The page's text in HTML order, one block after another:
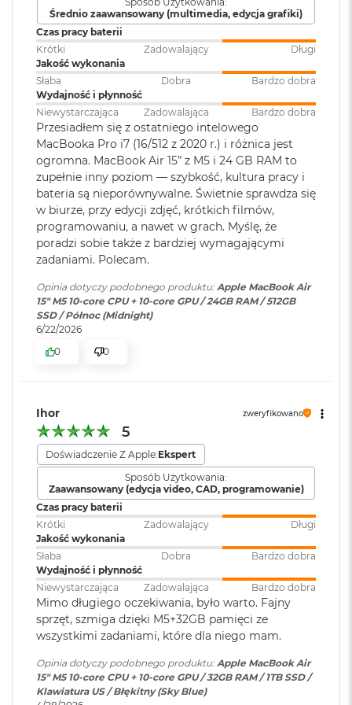
M
a
c
B
o
k
A
i
r
5
1
2
G
B
M
c
B
o
o
k
1
M
a
c
o
o
k
A
i
r
2
T
B
M
c
B
o
Akceleratory Neural Accelerator
Sprzętowa akceleracja ray tracingu
153 GB/s przepustowości pamięci
Silnik multimedialny
Sprzętowa akceleracja obsługi H.264, HEVC, ProRes i ProRes RAW
Silnik dekodowania wideo
Silnik kodowania wideo
Silnik kodujący i dekodujący format ProRes
Dekoder AV1
Ładowanie i rozbudowa
Dwa porty Thunderbolt 4 (USB-C) obsługujące:
Ładowanie
DisplayPort
Thunderbolt 4 (do 40 Gb/s)
USB 4 (do 40 Gb/s)
Obsługa wyświetlaczy
Obsługa maksymalnie dwóch wyświetlaczy zewnętrznych:
Dwa wyświetlacze o natywnej rozdzielczości do 6K przy 60
Touch ID: TAK
Obsługa
wyświetlaczy
wyświetlaczy zewnętrznych do
6K przy 60 Hz lub jednego
wyświetlacza do 8K przy 60 Hz.
Odtwarzanie wideo: Obsługiwane formaty: m.in.
HEVC,H.264, AV1 i ProRes; HDR z
Dolby Vision, HDR10 i HLG
Odtwarzanie
dźwięku:
Obsługiwane formaty: m.in.
AAC, MP3,
Plus i Dolby Atmos
Zainstalowany
Wersja systemu
operacyjnego:
macOS Sequoia lub nowszy
oprogramowanie:
Wbudowane aplikacje systemu
macOS
Dodatkowe
informacje:
Klawiatura z Touch ID, Gładzik
Force Touch wyczuwający siłę
nacisku, Czujnik światła
otoczenia
Układ klawiatury ANSI - Angielski US
Materiał wykonania: Aluminium
Średnio zaawansowany (multimedia, edycja grafiki)
Czas pracy baterii
Krótki
Zadowalający
Długi
Jakość wykonania
Słaba
Dobra
Bardzo dobra
Wydajność i płynność
Niewystarczająca
Zadowalająca Bardzo dobra
Przesiadłem się z ostatniego intelowego
MacBooka Pro i7 (16/512 z 2020 r.) i różnica jest
ogromna. MacBook Air 15” z M5 i 24 GB RAM to
zupełnie inny poziom — szybkość, kultura pracy i
bateria są nieporównywalne. Świetnie sprawdza się
w biurze, przy edycji zdjęć, krótkich filmów,
programowaniu, a nawet w grach. Myślę, że
poradzi sobie także z bardziej wymagającymi
zadaniami. Polecam.
Opinia dotyczy podobnego produktu:Apple MacBook Air
15" M5 10‑core CPU + 10‑core GPU / 24GB RAM / 512GB
SSD / Północ (Midnight)
6/22/2026
0
0
Ihor zweryfikowano
5
Doświadczenie Z Apple:Ekspert
Sposób Użytkowania:
Zaawansowany (edycja video, CAD, programowanie)
Czas pracy baterii
Krótki
Zadowalający
Długi
Jakość wykonania
Słaba
Dobra
Bardzo dobra
Wydajność i płynność
Niewystarczająca
Zadowalająca Bardzo dobra
Mimo długiego oczekiwania, było warto. Fajny
sprzęt, szmiga dzięki M5+32GB pamięci ze
wszystkimi zadaniami, które dla niego mam.
Opinia dotyczy podobnego produktu:Apple MacBook Air
15" M5 10‑core CPU + 10‑core GPU / 32GB RAM / 1TB SSD /
Klawiatura US / Błękitny (Sky Blue)